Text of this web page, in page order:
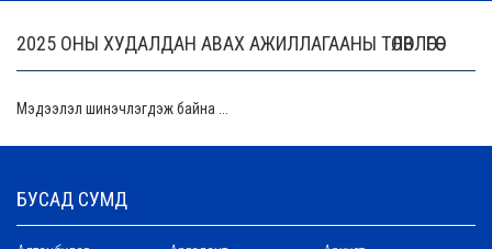
2025 ОНЫ ХУДАЛДАН АВАХ АЖИЛЛАГААНЫ ТӨЛӨВЛӨГӨӨ
Мэдээлэл шинэчлэгдэж байна ...
БУСАД СУМД